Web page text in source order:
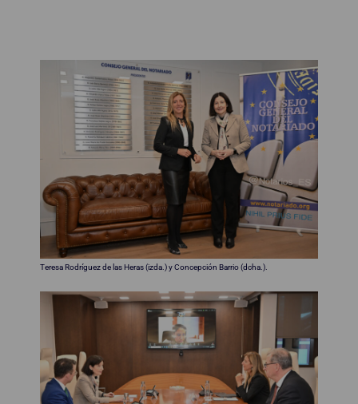
Teresa Rodríguez de las Heras (izda.) y Concepción Barrio (dcha.).